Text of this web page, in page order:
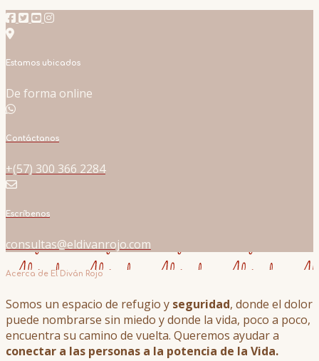
Estamos ubicados
De forma online
Contáctanos
+(57) 300 366 2284
Escríbenos
consultas@eldivanrojo.com
Acerca de El Diván Rojo
Somos un espacio de refugio y seguridad, donde el dolor
puede nombrarse sin miedo y donde la vida, poco a poco,
encuentra su camino de vuelta. Queremos ayudar a
conectar a las personas a la potencia de la Vida.